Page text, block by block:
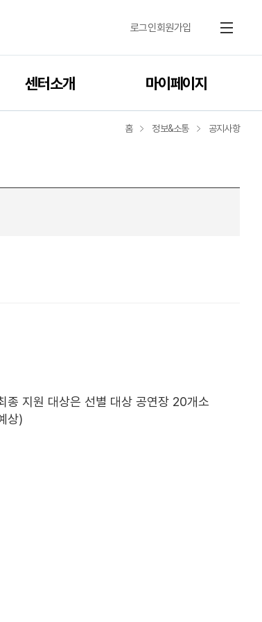
로그인회원가입 메뉴
센터소개 마이페이지
홈 정보&소통 공지사항
종 지원 대상은 선별 대상 공연장 20개소
상)